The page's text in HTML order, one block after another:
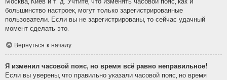
большинство настроек, могут только зарегистрированные
пользователи. Если вы не зарегистрированы, то сейчас удачный
момент сделать это.
Вернуться к началу
Я изменил часовой пояс, но время всё равно неправильное!
Если вы уверены, что правильно указали часовой пояс, но время